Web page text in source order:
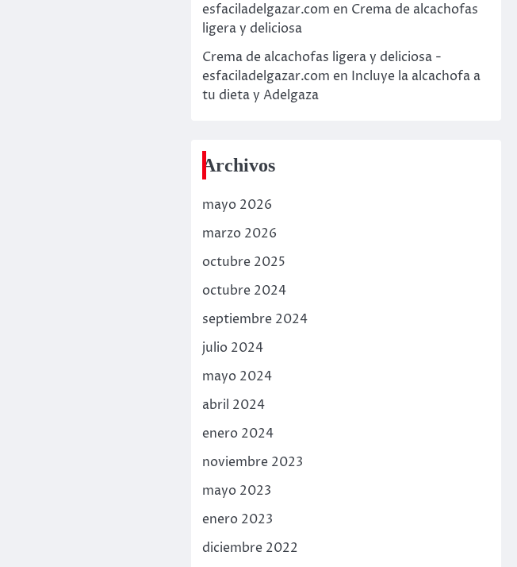
esfaciladelgazar.com en Crema de alcachofas
ligera y deliciosa
Crema de alcachofas ligera y deliciosa -
esfaciladelgazar.com en Incluye la alcachofa a
tu dieta y Adelgaza
Archivos
mayo 2026
marzo 2026
octubre 2025
octubre 2024
septiembre 2024
julio 2024
mayo 2024
abril 2024
enero 2024
noviembre 2023
mayo 2023
enero 2023
diciembre 2022